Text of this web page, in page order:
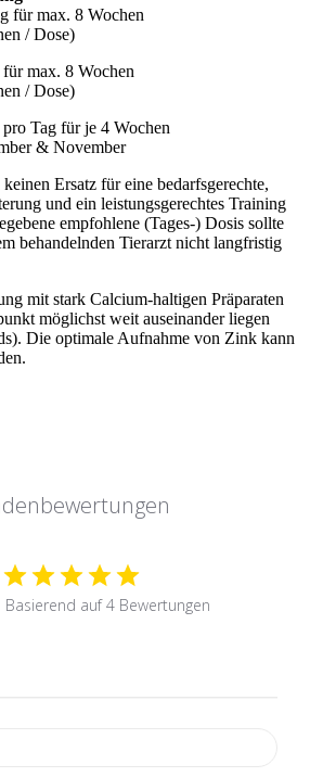
für max. 8 Wochen
/ Dose)
max. 8 Wochen
/ Dose)
Tag für je 4 Wochen
& November
Ersatz für eine bedarfsgerechte,
und ein leistungsgerechtes Training
empfohlene (Tages-) Dosis sollte
behandelnden Tierarzt nicht langfristig
mit stark Calcium-haltigen Präparaten
möglichst weit auseinander liegen
Die optimale Aufnahme von Zink kann
Basierend auf 4 Bewertungen